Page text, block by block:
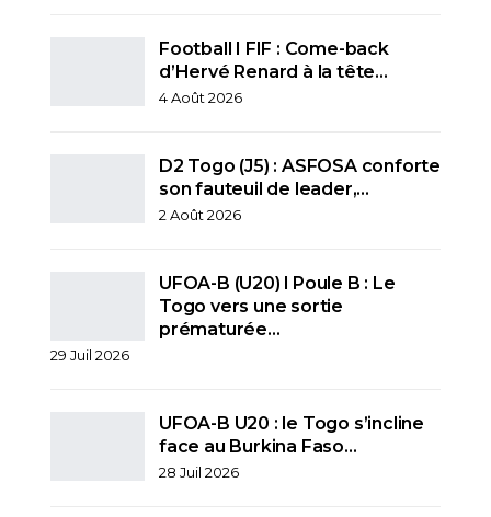
Football I FIF : Come-back
d’Hervé Renard à la tête…
4 Août 2026
D2 Togo (J5) : ASFOSA conforte
son fauteuil de leader,…
2 Août 2026
UFOA-B (U20) l Poule B : Le
Togo vers une sortie
prématurée…
29 Juil 2026
UFOA-B U20 : le Togo s’incline
face au Burkina Faso…
28 Juil 2026